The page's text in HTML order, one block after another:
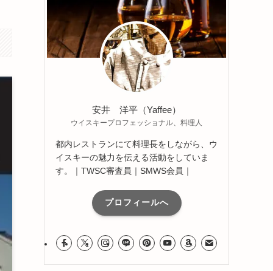
安井 洋平（Yaffee）
ウイスキープロフェッショナル、料理人
都内レストランにて料理長をしながら、ウ
イスキーの魅力を伝える活動をしていま
す。｜TWSC審査員｜SMWS会員｜
プロフィールへ